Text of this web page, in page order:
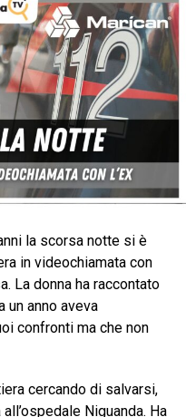
la scorsa notte si è
in videochiamata con
La donna ha raccontato
un anno aveva
confronti ma che non
cercando di salvarsi,
Niguanda. Ha